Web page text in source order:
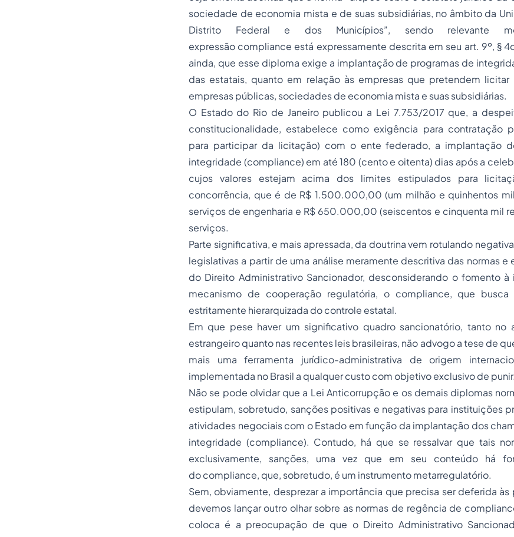
sociedade de economia mista e de suas subsidiárias, no âmbito da
Distrito Federal e dos Municípios”, sendo relevante
expressão compliance está expressamente descrita em seu art. 9º, §
ainda, que esse diploma exige a implantação de programas de
das estatais, quanto em relação às empresas que pretendem
empresas públicas, sociedades de economia mista e suas subsidiárias.
O Estado do Rio de Janeiro publicou a Lei 7.753/2017 que, a
constitucionalidade, estabelece como exigência para contratação
para participar da licitação) com o ente federado, a implantação
integridade (compliance) em até 180 (cento e oitenta) dias após a
cujos valores estejam acima dos limites estipulados para
concorrência, que é de R$ 1.500.000,00 (um milhão e quinhentos
serviços de engenharia e R$ 650.000,00 (seiscentos e cinquenta mil
serviços.
Parte significativa, e mais apressada, da doutrina vem rotulando
legislativas a partir de uma análise meramente descritiva das normas e
do Direito Administrativo Sancionador, desconsiderando o fomento
mecanismo de cooperação regulatória, o compliance, que
estritamente hierarquizada do controle estatal.
Em que pese haver um significativo quadro sancionatório, tanto no
estrangeiro quanto nas recentes leis brasileiras, não advogo a tese de
mais uma ferramenta jurídico-administrativa de origem
implementada no Brasil a qualquer custo com objetivo exclusivo de punir.
Não se pode olvidar que a Lei Anticorrupção e os demais diplomas
estipulam, sobretudo, sanções positivas e negativas para instituições
atividades negociais com o Estado em função da implantação dos
integridade (compliance). Contudo, há que se ressalvar que tais
exclusivamente, sanções, uma vez que em seu conteúdo há
do compliance, que, sobretudo, é um instrumento metarregulatório.
Sem, obviamente, desprezar a importância que precisa ser deferida às
devemos lançar outro olhar sobre as normas de regência de
coloca é a preocupação de que o Direito Administrativo